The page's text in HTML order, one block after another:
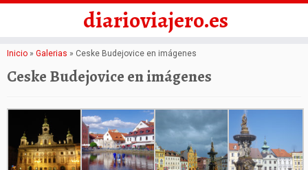
Saltar
diarioviajero.es
Inicio » Galerias » Ceske Budejovice en imágenes
Ceske Budejovice en imágenes